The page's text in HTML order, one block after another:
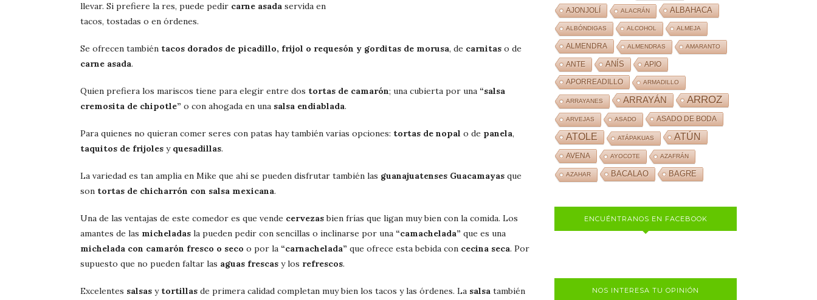
llevar. Si prefiere la res, puede pedir carne asada servida en
tacos, tostadas o en órdenes.
Se ofrecen también tacos dorados de picadillo, frijol o requesón y gorditas de morusa, de carnitas o de
carne asada.
Quien prefiera los mariscos tiene para elegir entre dos tortas de camarón; una cubierta por una “salsa
cremosita de chipotle” o con ahogada en una salsa endiablada.
Para quienes no quieran comer seres con patas hay también varias opciones: tortas de nopal o de panela,
taquitos de frijoles y quesadillas.
La variedad es tan amplia en Mike que ahí se pueden disfrutar también las guanajuatenses Guacamayas que
son tortas de chicharrón con salsa mexicana.
Una de las ventajas de este comedor es que vende cervezasbien frías que ligan muy bien con la comida. Los
amantes de las micheladas la pueden pedir con sencillas o inclinarse por una “camachelada” que es una
michelada con camarón fresco o seco o por la “carnachelada” que ofrece esta bebida con cecina seca. Por
supuesto que no pueden faltar las aguas frescas y los refrescos.
Excelentes salsas y tortillas de primera calidad completan muy bien los tacos y las órdenes. La salsa también
AJONJOLÍ ALACRÁN ALBAHACA
ALBÓNDIGAS ALCOHOL ALMEJA
ALMENDRA ALMENDRAS AMARANTO
ANTE ANÍS APIO
APORREADILLO ARMADILLO
ARRAYANES ARRAYÁN ARROZ
ARVEJAS ASADO ASADO DE BODA
ATOLE ATÁPAKUAS ATÚN
AVENA AYOCOTE AZAFRÁN
AZAHAR BACALAO BAGRE
ENCUÉNTRANOS EN FACEBOOK
NOS INTERESA TU OPINIÓN